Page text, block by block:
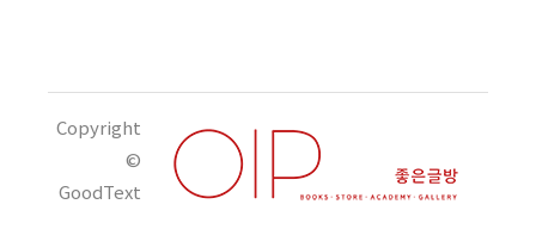
Copyright
©
GoodText